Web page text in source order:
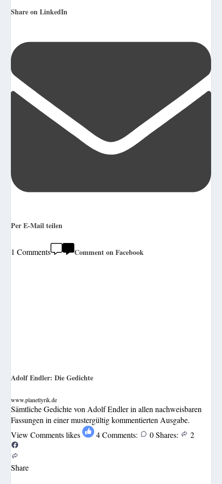
Share on LinkedIn
Per E-Mail teilen
1 Comments Comment on Facebook
Adolf Endler: Die Gedichte
www.planetlyrik.de
Sämtliche Gedichte von Adolf Endler in allen nachweisbaren
Fassungen in einer mustergültig kommentierten Ausgabe.
View Comments likes 4 Comments: 0 Shares: 2
Share